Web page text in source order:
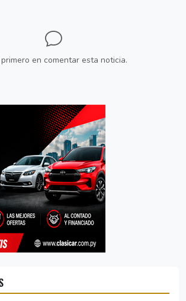
en comentar esta noticia.